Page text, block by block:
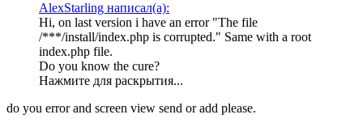
AlexStarling написал(а):
Hi, on last version i have an error "The file
/***/install/index.php is corrupted." Same with a root
index.php file.
Do you know the cure?
Нажмите для раскрытия...
do you error and screen view send or add please.